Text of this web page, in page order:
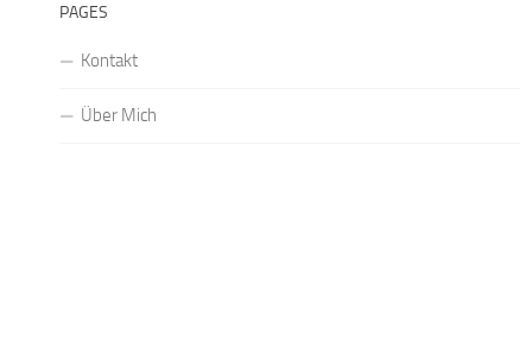
PAGES
Kontakt
Über Mich